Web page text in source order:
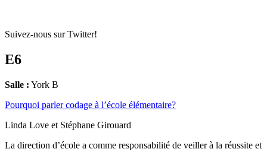
Suivez-nous sur Twitter!
E6
Salle : York B
Pourquoi parler codage à l’école élémentaire?
Linda Love et Stéphane Girouard
La direction d’école a comme responsabilité de veiller à la réussite et